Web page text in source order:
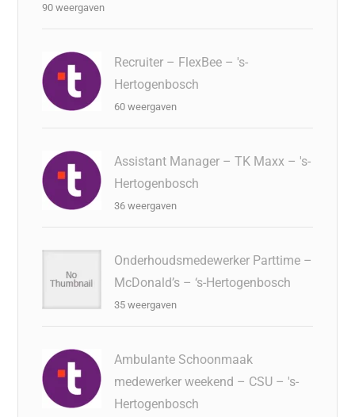
90 weergaven
Recruiter – FlexBee – 's-
Hertogenbosch
60 weergaven
Assistant Manager – TK Maxx – 's-
Hertogenbosch
36 weergaven
Onderhoudsmedewerker Parttime –
McDonald’s – ‘s-Hertogenbosch
35 weergaven
Ambulante Schoonmaak
medewerker weekend – CSU – 's-
Hertogenbosch